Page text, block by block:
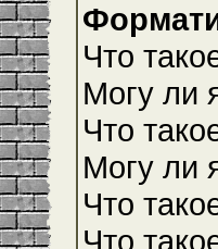
Что
Могу ли
Что
Могу ли
Что
Что